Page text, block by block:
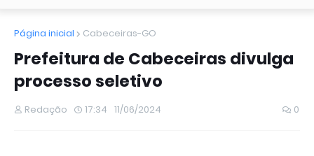
Página inicial Cabeceiras-GO
Prefeitura de Cabeceiras divulga
processo seletivo
Redação 17:34 11/06/2024 0